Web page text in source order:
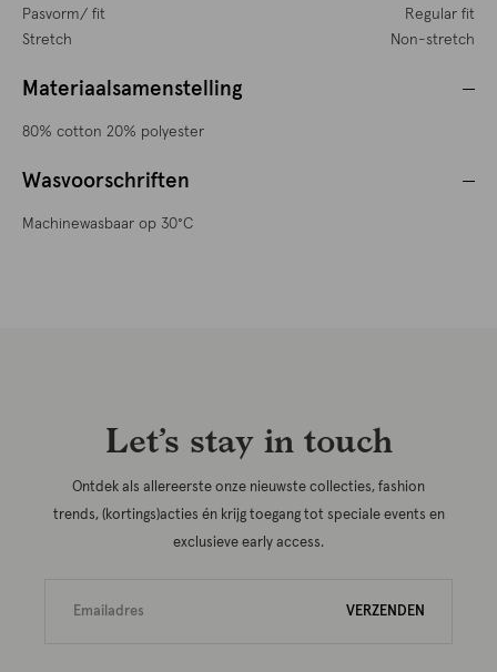
Pasvorm/ fit
Regular fit
Stretch
Non-stretch
Materiaalsamenstelling
80% cotton 20% polyester
Wasvoorschriften
Machinewasbaar op 30°C
Let’s stay in touch
Ontdek als allereerste onze nieuwste collecties, fashion
trends, (kortings)acties én krijg toegang tot speciale events en
exclusieve early access.
VERZENDEN